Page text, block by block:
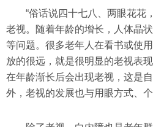
“俗话说四十七八、两眼花花
老视。随着年龄的增长，人体晶
等问题。很多老年人在看书或使
放的很远，就是很明显的老视表
在年龄渐长后会出现老视，这是
外，老视的发展也与用眼方式、个